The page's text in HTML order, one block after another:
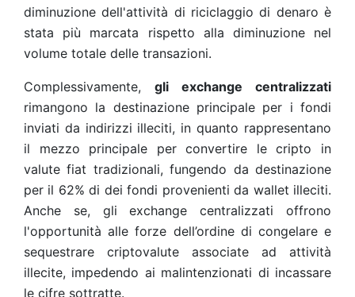
diminuzione dell'attività di riciclaggio di denaro è
stata più marcata rispetto alla diminuzione nel
volume totale delle transazioni.
Complessivamente, gli exchange centralizzati
rimangono la destinazione principale per i fondi
inviati da indirizzi illeciti, in quanto rappresentano
il mezzo principale per convertire le cripto in
valute fiat tradizionali, fungendo da destinazione
per il 62% di dei fondi provenienti da wallet illeciti.
Anche se, gli exchange centralizzati offrono
l'opportunità alle forze dell’ordine di congelare e
sequestrare criptovalute associate ad attività
illecite, impedendo ai malintenzionati di incassare
le cifre sottratte.